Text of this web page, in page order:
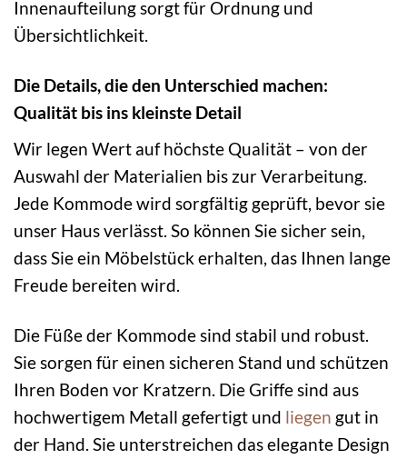
Innenaufteilung sorgt für Ordnung und
Übersichtlichkeit.
Die Details, die den Unterschied machen:
Qualität bis ins kleinste Detail
Wir legen Wert auf höchste Qualität – von der
Auswahl der Materialien bis zur Verarbeitung.
Jede Kommode wird sorgfältig geprüft, bevor sie
unser Haus verlässt. So können Sie sicher sein,
dass Sie ein Möbelstück erhalten, das Ihnen lange
Freude bereiten wird.
Die Füße der Kommode sind stabil und robust.
Sie sorgen für einen sicheren Stand und schützen
Ihren Boden vor Kratzern. Die Griffe sind aus
hochwertigem Metall gefertigt und liegen gut in
der Hand. Sie unterstreichen das elegante Design